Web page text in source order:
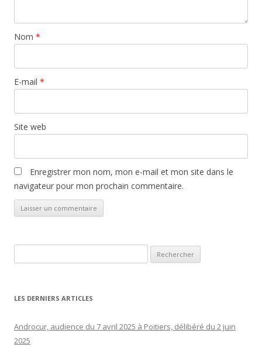
Nom *
E-mail *
Site web
Enregistrer mon nom, mon e-mail et mon site dans le
navigateur pour mon prochain commentaire.
LES DERNIERS ARTICLES
Androcur, audience du 7 avril 2025 à Poitiers, délibéré du 2 juin
2025